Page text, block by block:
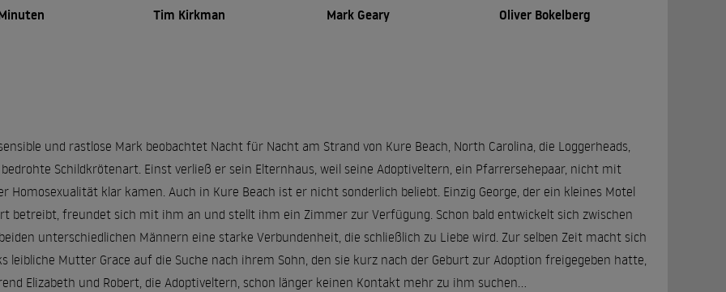
Tim Kirkman Mark Geary Oliver Bokelberg
und rastlose Mark beobachtet Nacht für Nacht am Strand von Kure Beach, North Carolina, die Loggerheads,
Schildkrötenart. Einst verließ er sein Elternhaus, weil seine Adoptiveltern, ein Pfarrersehepaar, nicht mit
Homosexualität klar kamen. Auch in Kure Beach ist er nicht sonderlich beliebt. Einzig George, der ein kleines Motel
betreibt, freundet sich mit ihm an und stellt ihm ein Zimmer zur Verfügung. Schon bald entwickelt sich zwischen
unterschiedlichen Männern eine starke Verbundenheit, die schließlich zu Liebe wird. Zur selben Zeit macht sich
leibliche Mutter Grace auf die Suche nach ihrem Sohn, den sie kurz nach der Geburt zur Adoption freigegeben hatte,
Elizabeth und Robert, die Adoptiveltern, schon länger keinen Kontakt mehr zu ihm suchen...